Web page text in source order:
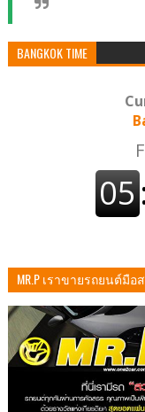
BANGKOK TIME
MR.P เราขายรถยนต์มื